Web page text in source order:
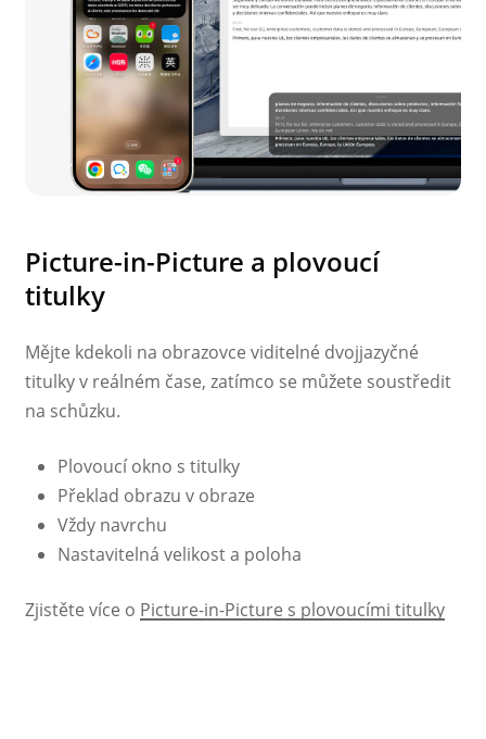
Picture-in-Picture a plovoucí
titulky
Mějte kdekoli na obrazovce viditelné dvojjazyčné
titulky v reálném čase, zatímco se můžete soustředit
na schůzku.
Plovoucí okno s titulky
Překlad obrazu v obraze
Vždy navrchu
Nastavitelná velikost a poloha
Zjistěte více o Picture-in-Picture s plovoucími titulky